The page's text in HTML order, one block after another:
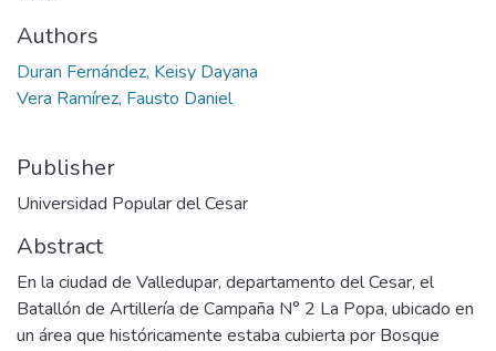
Authors
Duran Fernández, Keisy Dayana
Vera Ramírez, Fausto Daniel
Publisher
Universidad Popular del Cesar
Abstract
En la ciudad de Valledupar, departamento del Cesar, el
Batallón de Artillería de Campaña N° 2 La Popa, ubicado en
un área que históricamente estaba cubierta por Bosque